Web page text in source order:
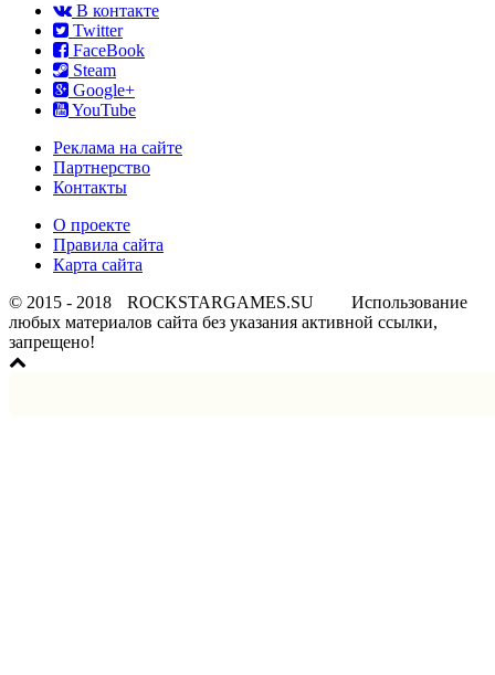
В контакте
Twitter
FaceBook
Steam
Google+
YouTube
Реклама на сайте
Партнерство
Контакты
О проекте
Правила сайта
Карта сайта
© 2015 - 2018
ROCKSTARGAMES.SU
Использование
любых материалов сайта без указания активной ссылки,
запрещено!